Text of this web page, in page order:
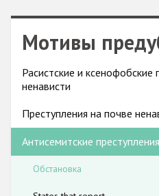
последующих заседаниях
решать проблемы сбора
ненависти,
правоохранительных органов,
системы , а также
обществом.
Во многих государствах-
нацистской символики и
предусматривают
Мотивы
Расистские и ксенофобские
ненависти
Преступления на почве
Антисемитские
Обстановка